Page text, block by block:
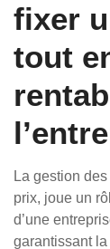
fixer
tout
La gestion
prix, joue un
d’une
garantissant